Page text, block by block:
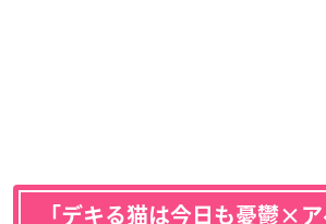
「デキる猫は今日も憂鬱×